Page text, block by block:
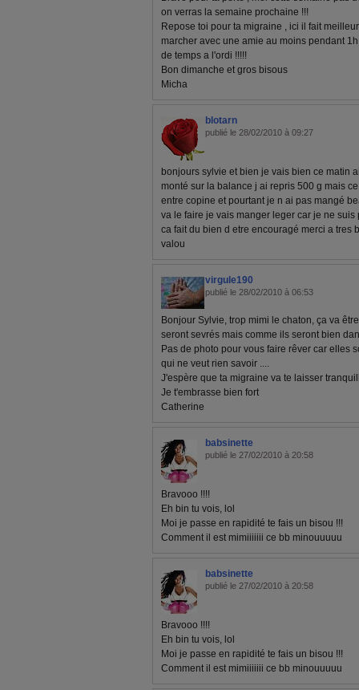
on verras la semaine prochaine !!!
Repose toi pour ta migraine , ici il fait
marcher avec une amie au moins pendant
de temps a l'ordi !!!!!
Bon dimanche et gros bisous
Micha
blotarn
publié le 28/02/2010 à 09:27
bonjours sylvie et bien je vais bien ce matin
monté sur la balance j ai repris 500 g mais
entre copine et pourtant je n ai pas mangé
va le faire je vais manger leger car je ne suis
ca fait du bien d etre encouragé merci a tres
valou
virgule190
publié le 28/02/2010 à 06:53
Bonjour Sylvie, trop mimi le chaton, ça va
seront sevrés mais comme ils seront bien
Pas de photo pour vous faire rêver car elles
qui ne veut rien savoir ....
J'espère que ta migraine va te laisser
Je t'embrasse bien fort
Catherine
babsinette
publié le 27/02/2010 à 20:58
Bravooo !!!!
Eh bin tu vois, lol
Moi je passe en rapidité te fais un bisou !!!
Comment il est mimiiiiiii ce bb minouuuuu
babsinette
publié le 27/02/2010 à 20:58
Bravooo !!!!
Eh bin tu vois, lol
Moi je passe en rapidité te fais un bisou !!!
Comment il est mimiiiiiii ce bb minouuuuu